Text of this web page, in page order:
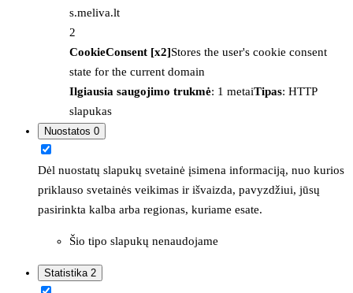
s.meliva.lt
2
CookieConsent [x2]Stores the user's cookie consent
state for the current domain
Ilgiausia saugojimo trukmė: 1 metaiTipas: HTTP
slapukas
Nuostatos 0
Dėl nuostatų slapukų svetainė įsimena informaciją, nuo kurios
priklauso svetainės veikimas ir išvaizda, pavyzdžiui, jūsų
pasirinkta kalba arba regionas, kuriame esate.
Šio tipo slapukų nenaudojame
Statistika 2